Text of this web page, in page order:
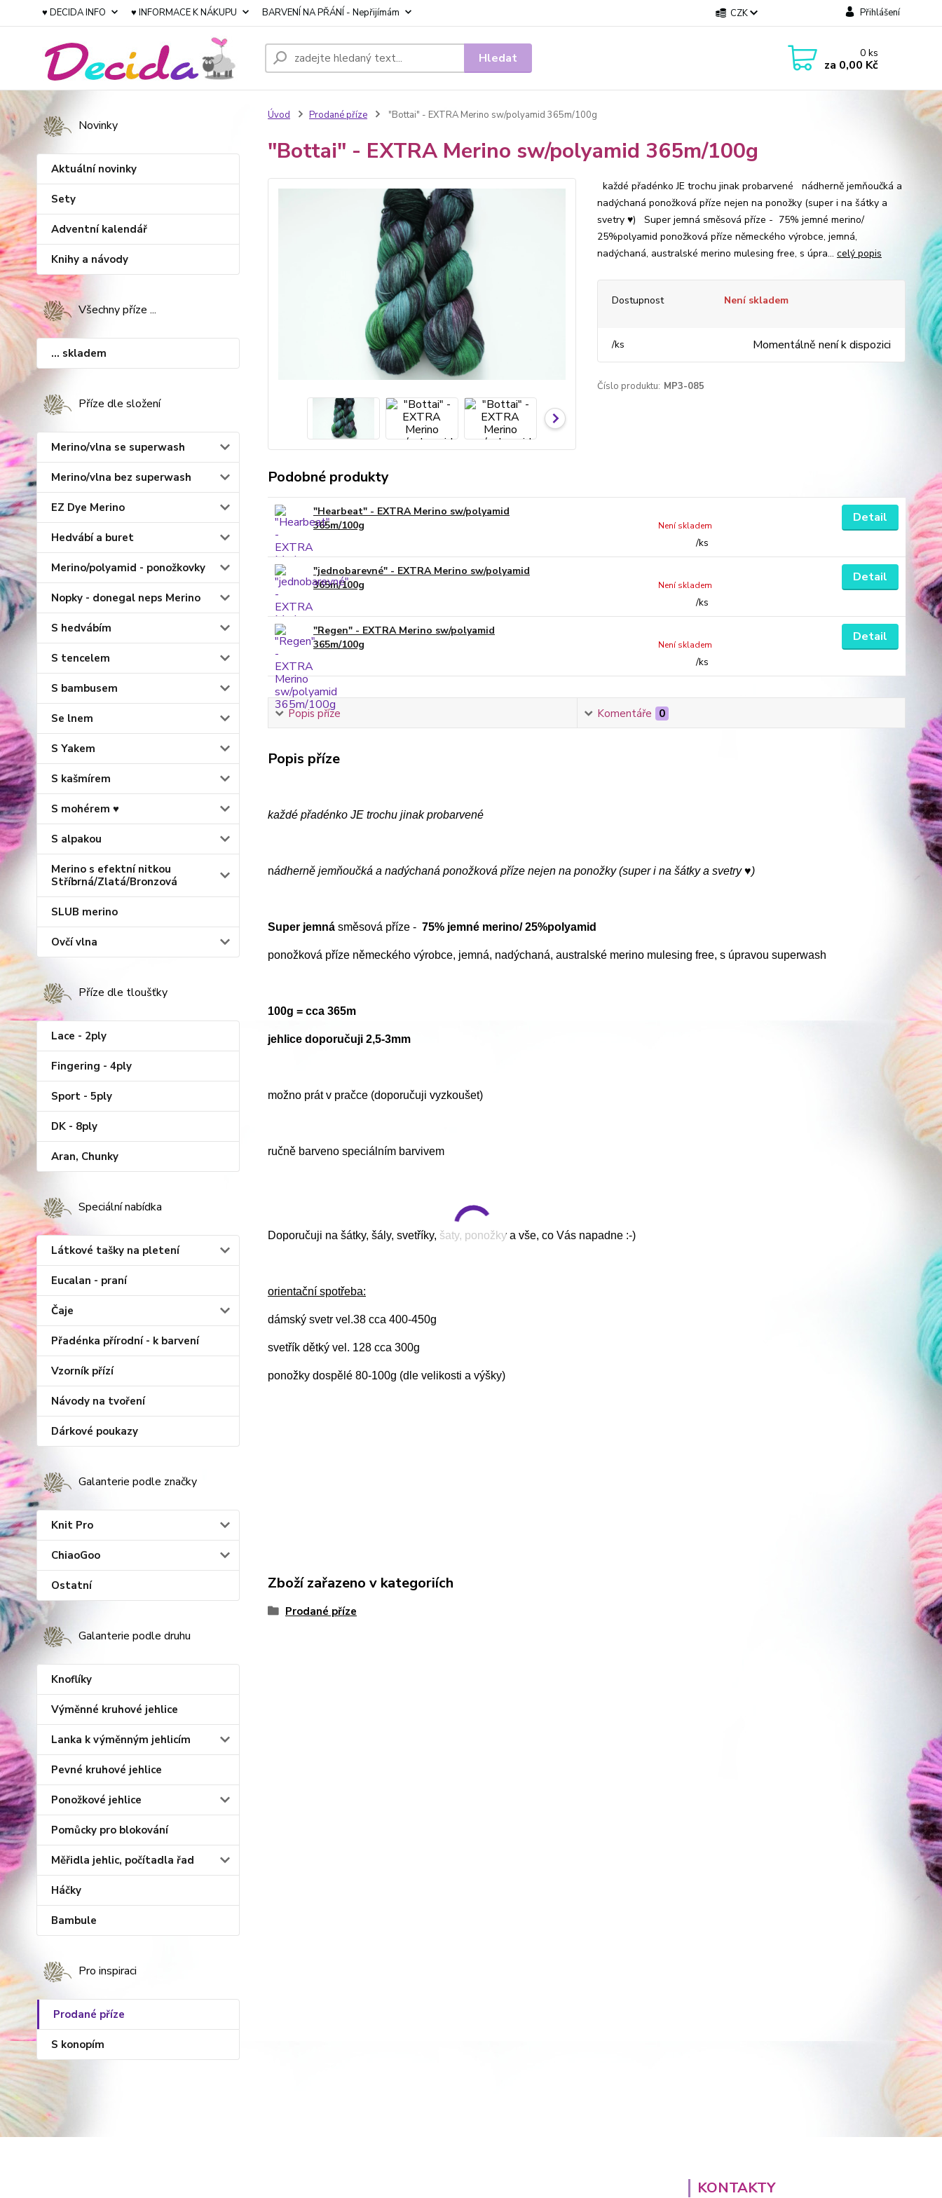
♥ DECIDA INFO ♥ INFORMACE K NÁKUPU BARVENÍ NA PŘÁNÍ - Nepřijímám CZK Přihlášení
Hledat 0ks
za 0,00 Kč
Novinky
Aktuální novinky
Sety
Adventní kalendář
Knihy a návody
Všechny příze ...
... skladem
Příze dle složení
Merino/vlna se superwash
Merino/vlna bez superwash
EZ Dye Merino
Hedvábí a buret
Merino/polyamid - ponožkovky
Nopky - donegal neps Merino
S hedvábím
S tencelem
S bambusem
Se lnem
S Yakem
S kašmírem
S mohérem ♥
S alpakou
Merino s efektní nitkou
Stříbrná/Zlatá/Bronzová
SLUB merino
Ovčí vlna
Příze dle tloušťky
Lace - 2ply
Fingering - 4ply
Sport - 5ply
DK - 8ply
Aran, Chunky
Speciální nabídka
Látkové tašky na pletení
Eucalan - praní
Čaje
Přadénka přírodní - k barvení
Vzorník přízí
Návody na tvoření
Dárkové poukazy
Galanterie podle značky
Knit Pro
ChiaoGoo
Ostatní
Galanterie podle druhu
Knoflíky
Výměnné kruhové jehlice
Lanka k výměnným jehlicím
Pevné kruhové jehlice
Ponožkové jehlice
Pomůcky pro blokování
Měřidla jehlic, počítadla řad
Háčky
Bambule
Pro inspiraci
Prodané příze
S konopím
Úvod Prodané příze "Bottai" - EXTRA Merino sw/polyamid 365m/100g
"Bottai" - EXTRA Merino sw/polyamid 365m/100g
každé přadénko JE trochu jinak probarvené nádherně jemňoučká a
nadýchaná ponožková příze nejen na ponožky (super i na šátky a
svetry ♥) Super jemná směsová příze - 75% jemné merino/
25%polyamid ponožková příze německého výrobce, jemná,
nadýchaná, australské merino mulesing free, s úpra... celý popis
Dostupnost Není skladem
/ks Momentálně není k dispozici
Číslo produktu: MP3-085
Podobné produkty
"Hearbeat" - EXTRA Merino sw/polyamid
365m/100g
/ks
Není skladem
Detail
"jednobarevné" - EXTRA Merino sw/polyamid
365m/100g
/ks
Není skladem
Detail
"Regen" - EXTRA Merino sw/polyamid
365m/100g
/ks
Není skladem
Detail
Popis příze Komentáře 0
Popis příze
každé přadénko JE trochu jinak probarvené
nádherně jemňoučká a nadýchaná ponožková příze nejen na ponožky (super i na šátky a svetry ♥)
Super jemnásměsová příze - 75% jemné merino/ 25%polyamid
ponožková příze německého výrobce, jemná, nadýchaná, australské merino mulesing free, s úpravou superwash
100g = cca 365m
jehlice doporučuji 2,5-3mm
možno prát v pračce (doporučuji vyzkoušet)
ručně barveno speciálním barvivem
Doporučuji na šátky, šály, svetříky, šaty, ponožky a vše, co Vás napadne :-)
orientační spotřeba:
dámský svetr vel.38 cca 400-450g
svetřík dětký vel. 128 cca 300g
ponožky dospělé 80-100g (dle velikosti a výšky)
Zboží zařazeno v kategoriích
Prodané příze
KONTAKTY